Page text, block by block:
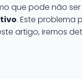
que pode não
. Este problema
artigo, iremos